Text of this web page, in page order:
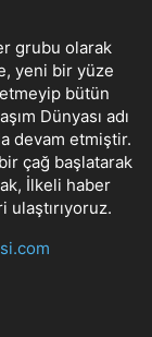
grubu olarak
yeni bir yüze
bütün
Dünyası adı
devam etmiştir.
çağ başlatarak
İlkeli haber
ulaştırıyoruz.